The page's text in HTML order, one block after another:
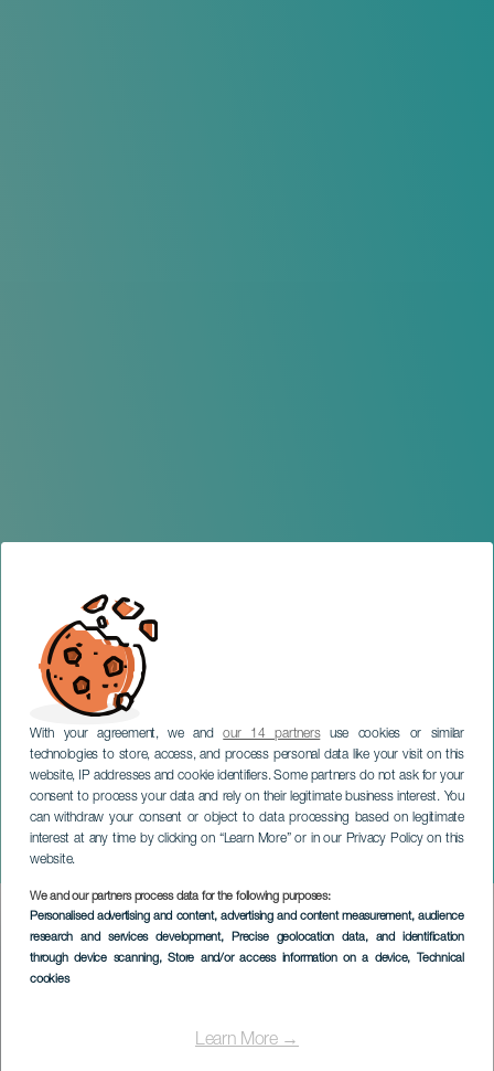
With your agreement, we andour 14 partnersuse cookies or similar
technologies to store, access, and process personal data like your visit on this
website, IP addresses and cookie identifiers. Some partners do not ask for your
consent to process your data and rely on their legitimate business interest. You
can withdraw your consent or object to data processing based on legitimate
interest at any time by clicking on “Learn More” or in our Privacy Policy on this
website.
We and our partners process data for the following purposes:
Personalised advertising and content, advertising and content measurement, audience
research and services development, Precise geolocation data, and identification
through device scanning, Store and/or access information on a device, Technical
cookies
Learn More →
Festeggiamenti di San
Antonio El Chico
GRAN CANARIA
Imagen
Listado